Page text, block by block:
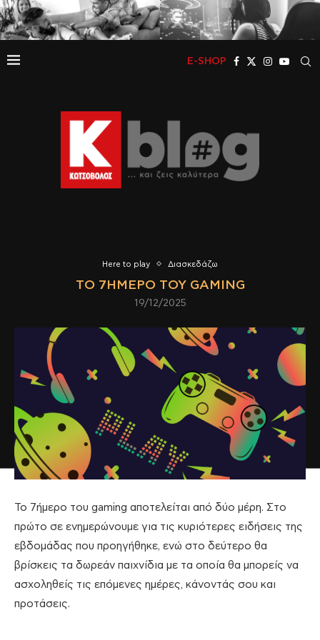
E-SHOP
Here to play Διασκεδάζω
ΤΟ 7ΉΜΕΡΟ ΤΟΥ GAMING
19/12/2025
Το 7ήμερο του gaming αποτελείται από δύο μέρη. Στο
πρώτο σε ενημερώνουμε για τις κυριότερες ειδήσεις της
εβδομάδας που προηγήθηκε, ενώ στο δεύτερο θα
βρίσκεις τα δωρεάν παιχνίδια με τα οποία θα μπορείς να
ασχοληθείς τις επόμενες ημέρες, κάνοντάς σου και
προτάσεις.